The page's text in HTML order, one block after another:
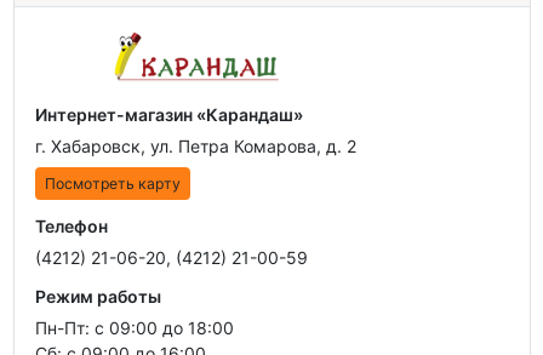
Интернет-магазин «Карандаш»
г. Хабаровск, ул. Петра Комарова, д. 2
Посмотреть карту
Телефон
(4212) 21-06-20, (4212) 21-00-59
Режим работы
Пн-Пт: с 09:00 до 18:00